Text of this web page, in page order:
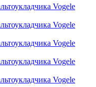
Vogele
Vogele
Vogele
Vogele
Vogele